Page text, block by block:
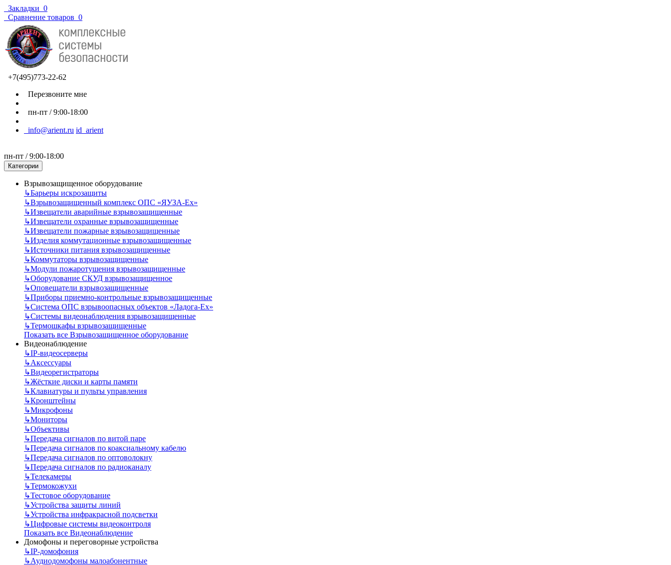
Закладки 0
Сравнение товаров 0
+7(495)773-22-62
Перезвоните мне
пн-пт / 9:00-18:00
info@arient.ru id_arient
пн-пт / 9:00-18:00
Категории
Взрывозащищенное оборудование
↳Барьеры искрозащиты
↳Взрывозащищенный комплекс ОПС «ЯУЗА-Ех»
↳Извещатели аварийные взрывозащищенные
↳Извещатели охранные взрывозащищенные
↳Извещатели пожарные взрывозащищенные
↳Изделия коммутационные взрывозащищенные
↳Источники питания взрывозащищенные
↳Коммутаторы взрывозащищенные
↳Модули пожаротушения взрывозащищенные
↳Оборудование СКУД взрывозащищенное
↳Оповещатели взрывозащищенные
↳Приборы приемно-контрольные взрывозащищенные
↳Система ОПС взрывоопасных объектов «Ладога-Ex»
↳Системы видеонаблюдения взрывозащищенные
↳Термошкафы взрывозащищенные
Показать все Взрывозащищенное оборудование
Видеонаблюдение
↳IP-видеосерверы
↳Аксессуары
↳Видеорегистраторы
↳Жёсткие диски и карты памяти
↳Клавиатуры и пульты управления
↳Кронштейны
↳Микрофоны
↳Мониторы
↳Объективы
↳Передача сигналов по витой паре
↳Передача сигналов по коаксиальному кабелю
↳Передача сигналов по оптоволокну
↳Передача сигналов по радиоканалу
↳Телекамеры
↳Термокожухи
↳Тестовое оборудование
↳Устройства защиты линий
↳Устройства инфракрасной подсветки
↳Цифровые системы видеоконтроля
Показать все Видеонаблюдение
Домофоны и переговорные устройства
↳IP-домофония
↳Аудиодомофоны малоабонентные